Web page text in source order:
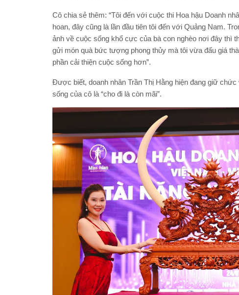
Cô chia sẻ thêm: “Tôi đến với cuộc thi Hoa hậu Doanh
hoan, đây cũng là lần đầu tiên tôi đến với Quảng Nam.
ảnh về cuộc sống khổ cực của bà con nghèo nơi đây thì
gửi món quà bức tượng phong thủy mà tôi vừa đấu giá
phần cải thiện cuộc sống hơn”.
Được biết, doanh nhân Trần Thị Hằng hiện đang giữ
sống của cô là “cho đi là còn mãi”.